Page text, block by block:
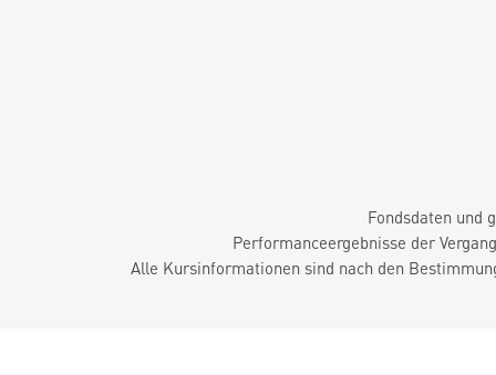
Fondsdaten und
Performanceergebnisse der
Alle Kursinformationen sind nach den